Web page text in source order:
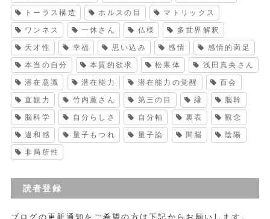
トーラス構造 ホルスの目 マトリックス
ワンネス 一休さん 仏様 多世界解釈
天才性 幸福 思い込み 感情 感情的満足
本当の自分 本質的欲求 松果体 浅田真央さん
潜在意識 潜在能力 潜在能力の覚醒 百会
直観力 竹内薫さん 第三の目 縁 脳幹
脳科学 自分らしさ 自分軸 裏表 観念
違和感 量子もつれ 量子論 間脳 陰陽
非局所性
読者登録
ブログの更新通知をご希望の方は下記からお願いします。